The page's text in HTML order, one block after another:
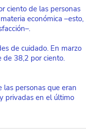
ciento de las personas
económica –esto,
de cuidado. En marzo
de 38,2 por ciento.
las personas que eran
privadas en el último